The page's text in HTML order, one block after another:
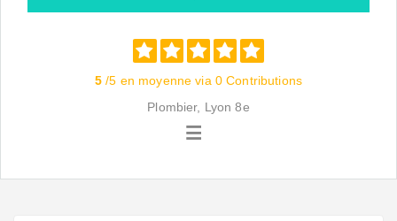
5 /5 en moyenne via 0 Contributions
Plombier, Lyon 8e